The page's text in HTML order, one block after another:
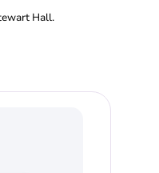
Hall.